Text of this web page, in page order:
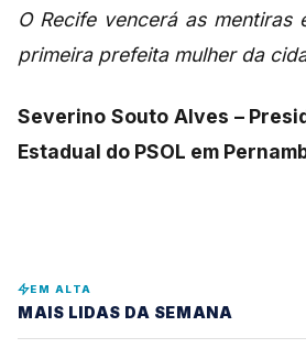
O Recife vencerá as mentiras
primeira prefeita mulher da
Severino Souto Alves –
Estadual do PSOL em
EM ALTA
MAIS LIDAS DA SEMANA